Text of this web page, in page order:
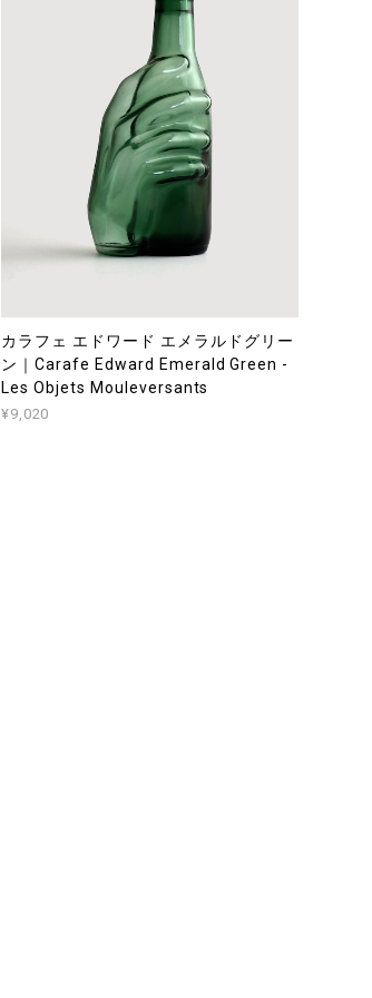
カラフェ エドワード エメラルドグリー
ン｜Carafe Edward Emerald Green -
Les Objets Mouleversants
¥9,020